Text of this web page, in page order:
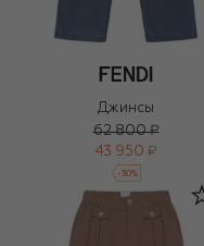
Джинсы
62 800 ₽
43 950 ₽
-30%